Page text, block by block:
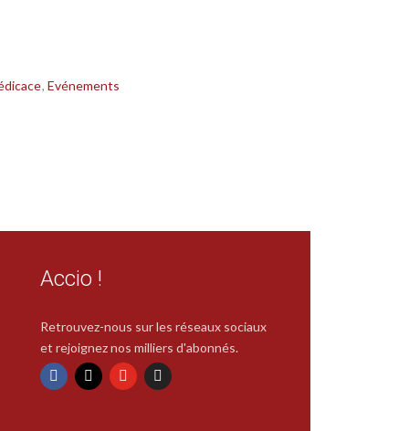
Evénements
Accio !
Retrouvez-nous sur les réseaux sociaux
et rejoignez nos milliers d'abonnés.